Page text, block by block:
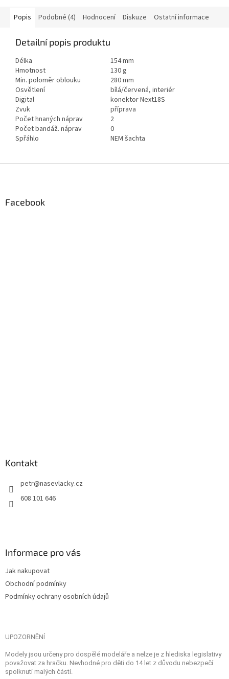
Popis Podobné (4) Hodnocení Diskuze Ostatní informace
Detailní popis produktu
Délka
154 mm
Hmotnost
130 g
Min. poloměr oblouku
280 mm
Osvětlení
bílá/červená, interiér
Digital
konektor Next18S
Zvuk
příprava
Počet hnaných náprav
2
Počet bandáž. náprav
0
Spřáhlo
NEM šachta
Facebook
Kontakt
petr@nasevlacky.cz
608 101 646
Informace pro vás
Jak nakupovat
Obchodní podmínky
Podmínky ochrany osobních údajů
UPOZORNĚNÍ
Modely jsou určeny pro dospělé modeláře a nelze je z hlediska legislativy
považovat za hračku. Nevhodné pro děti do 14 let z důvodu nebezpečí
spolknutí malých částí.